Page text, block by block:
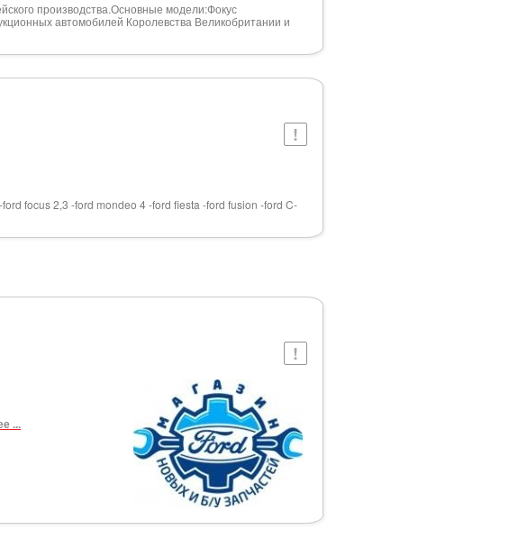
производства.Основные модели:Фокус
автомобилей Королевства Великобритании и
focus 2,3 -ford mondeo 4 -ford fiesta -ford fusion -ford C-
...